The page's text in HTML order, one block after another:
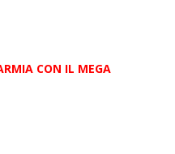
CON IL MEGA